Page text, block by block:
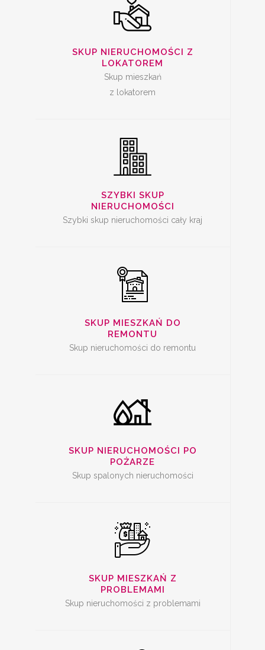
SKUP NIERUCHOMOŚCI Z
LOKATOREM
Skup mieszkań
z lokatorem
SZYBKI SKUP
NIERUCHOMOŚCI
Szybki skup nieruchomości cały kraj
SZYBKA SPRZEDAŻ
MIESZKANIA
SKUP MIESZKAŃ DO
REMONTU
Skup nieruchomości do remontu
SKUP LOKALI DO
REMONTU
SKUP NIERUCHOMOŚCI PO
POŻARZE
Skup spalonych nieruchomości
SKUP SPALONYCH
NIERUCHOMOŚCI
SKUP MIESZKAŃ Z
PROBLEMAMI
Skup nieruchomości z problemami
SKUP
PROBLEMAMI
SKUP
NIERUCHOMOŚCI ZA
GOTÓWKĘ